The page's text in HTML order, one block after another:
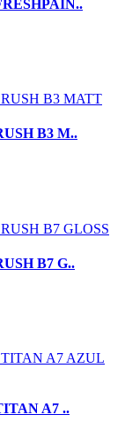
B3 M..
B7 G..
A7 ..